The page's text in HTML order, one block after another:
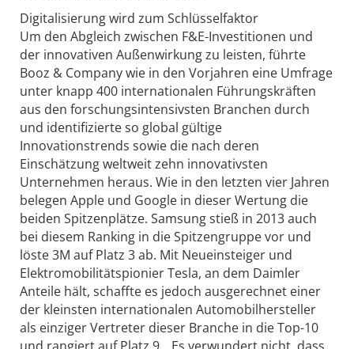
Digitalisierung wird zum Schlüsselfaktor
Um den Abgleich zwischen F&E-Investitionen und
der innovativen Außenwirkung zu leisten, führte
Booz & Company wie in den Vorjahren eine Umfrage
unter knapp 400 internationalen Führungskräften
aus den forschungsintensivsten Branchen durch
und identifizierte so global gültige
Innovationstrends sowie die nach deren
Einschätzung weltweit zehn innovativsten
Unternehmen heraus. Wie in den letzten vier Jahren
belegen Apple und Google in dieser Wertung die
beiden Spitzenplätze. Samsung stieß in 2013 auch
bei diesem Ranking in die Spitzengruppe vor und
löste 3M auf Platz 3 ab. Mit Neueinsteiger und
Elektromobilitätspionier Tesla, an dem Daimler
Anteile hält, schaffte es jedoch ausgerechnet einer
der kleinsten internationalen Automobilhersteller
als einziger Vertreter dieser Branche in die Top-10